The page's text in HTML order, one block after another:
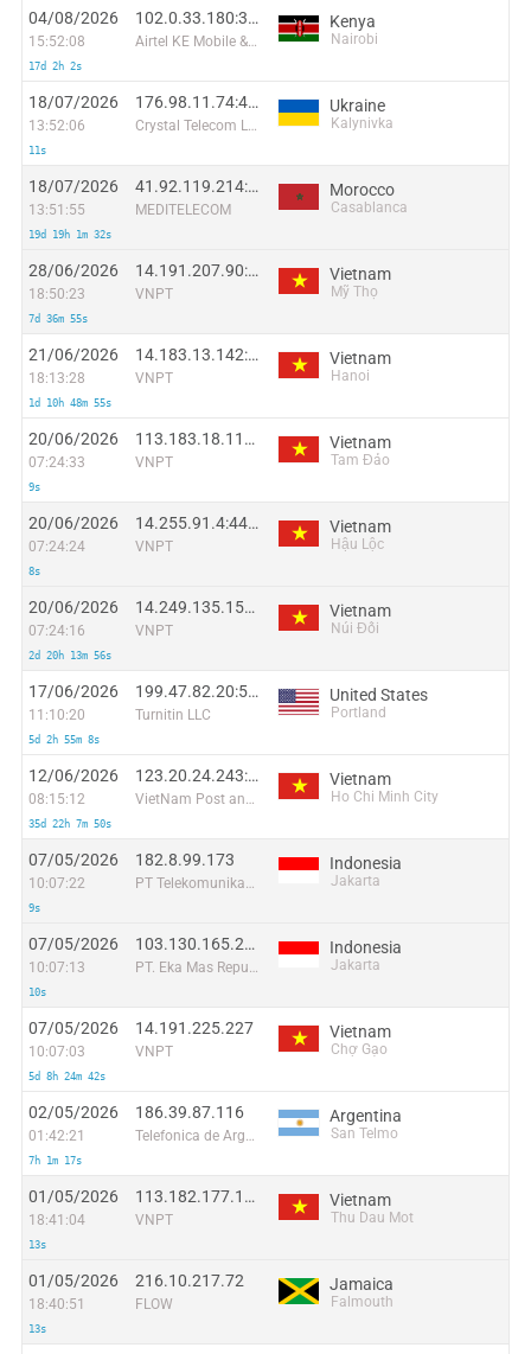
04/08/2026
15:52:08
17d 2h 2s
102.0.33.180:35034
Airtel KE Mobile & Fixed Internet
Kenya
Nairobi
18/07/2026
13:52:06
11s
176.98.11.74:47478
Crystal Telecom Ltd
Ukraine
Kalynivka
18/07/2026
13:51:55
19d 19h 1m 32s
41.92.119.214:56063
MEDITELECOM
Morocco
Casablanca
28/06/2026
18:50:23
7d 36m 55s
14.191.207.90:26615
VNPT
Vietnam
Mỹ Thọ
21/06/2026
18:13:28
1d 10h 48m 55s
14.183.13.142:41331
VNPT
Vietnam
Hanoi
20/06/2026
07:24:33
9s
113.183.18.113:51515
VNPT
Vietnam
Tam Đảo
20/06/2026
07:24:24
8s
14.255.91.4:44070
VNPT
Vietnam
Hậu Lộc
20/06/2026
07:24:16
2d 20h 13m 56s
14.249.135.157:40611
VNPT
Vietnam
Núi Đối
17/06/2026
11:10:20
5d 2h 55m 8s
199.47.82.20:51374
Turnitin LLC
United States
Portland
12/06/2026
08:15:12
35d 22h 7m 50s
123.20.24.243:39001
VietNam Post and Telecom Corporation
Vietnam
Ho Chi Minh City
07/05/2026
10:07:22
9s
182.8.99.173
PT Telekomunikasi Selular Indonesia
Indonesia
Jakarta
07/05/2026
10:07:13
10s
103.130.165.249
PT. Eka Mas Republik
Indonesia
Jakarta
07/05/2026
10:07:03
5d 8h 24m 42s
14.191.225.227
VNPT
Vietnam
Chợ Gạo
02/05/2026
01:42:21
7h 1m 17s
186.39.87.116
Telefonica de Argentina
Argentina
San Telmo
01/05/2026
18:41:04
13s
113.182.177.130
VNPT
Vietnam
Thu Dau Mot
01/05/2026
18:40:51
13s
216.10.217.72
FLOW
Jamaica
Falmouth